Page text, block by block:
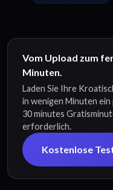
Vom Upload zum
Minuten.
Laden Sie Ihre
in wenigen Minuten
30 minutes
erforderlich.
Kostenlose